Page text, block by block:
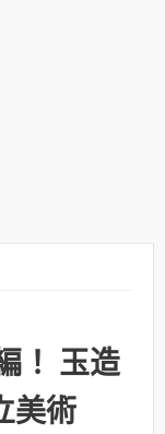
！ 玉造
美術